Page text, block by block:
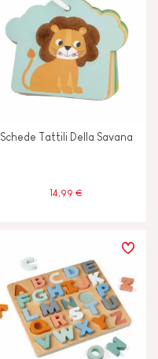
Schede Tattili Della Savana
14,99 €